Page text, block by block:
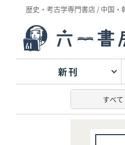
歴史・考古学専門書店 / 中国
新刊